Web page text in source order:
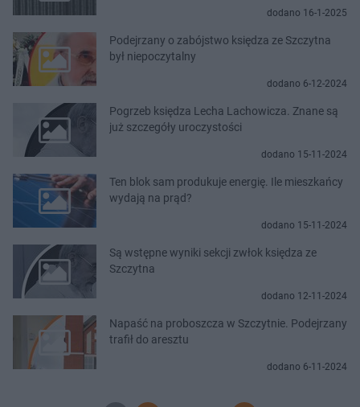
dodano 16-1-2025
Podejrzany o zabójstwo księdza ze Szczytna
był niepoczytalny
dodano 6-12-2024
Pogrzeb księdza Lecha Lachowicza. Znane są
już szczegóły uroczystości
dodano 15-11-2024
Ten blok sam produkuje energię. Ile mieszkańcy
wydają na prąd?
dodano 15-11-2024
Są wstępne wyniki sekcji zwłok księdza ze
Szczytna
dodano 12-11-2024
Napaść na proboszcza w Szczytnie. Podejrzany
trafił do aresztu
dodano 6-11-2024